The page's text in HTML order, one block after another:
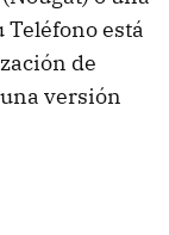
está
de
versión